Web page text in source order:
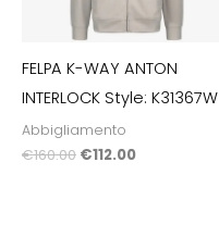
FELPA K-WAY ANTON
INTERLOCK Style: K31367W
Abbigliamento
€160.00 €112.00